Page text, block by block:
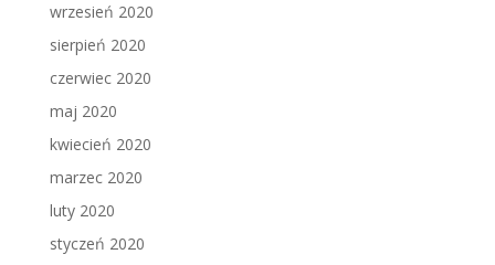
wrzesień 2020
sierpień 2020
czerwiec 2020
maj 2020
kwiecień 2020
marzec 2020
luty 2020
styczeń 2020